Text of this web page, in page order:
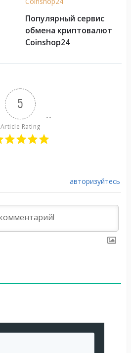
Популярный сервис
обмена криптовалют
Coinshop24
5
Article Rating
авторизуйтесь